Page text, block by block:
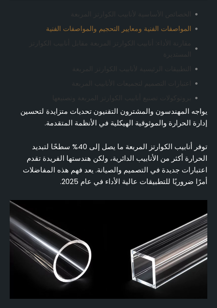
المواصفات الفنية ومعايير التحجيم والمواصفات الفنية
أفضل ممارسات التركيب والصيانة لأنابيب الكوارتز المربعة
إطار عمل تقييم الموردين لأنابيب الكوارتز المربعة
تحليل التكاليف والفوائد وشراء أنابيب الكوارتز المربعة
الخاتمة: تنفيذ حلول أنابيب الكوارتز المربعة
الأسئلة الشائعة الفنية والتشغيلية
يواجه المهندسون والمشترون التقنيون تحديات متزايدة لتحسين
إدارة الحرارة والموثوقية الهيكلية في الأنظمة المتقدمة.
توفر أنابيب الكوارتز المربعة ما يصل إلى 40% سطحًا لتبديد
الحرارة أكثر من الأنابيب الدائرية، ولكن هندستها الفريدة تقدم
اعتبارات جديدة في التصميم والصيانة. يعد فهم هذه المفاضلات
أمرًا ضروريًا للتطبيقات عالية الأداء في عام 2025.